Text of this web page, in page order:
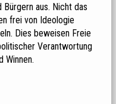
Bürgern aus. Nicht das
frei von Ideologie
Dies beweisen Freie
Verantwortung
Winnen.